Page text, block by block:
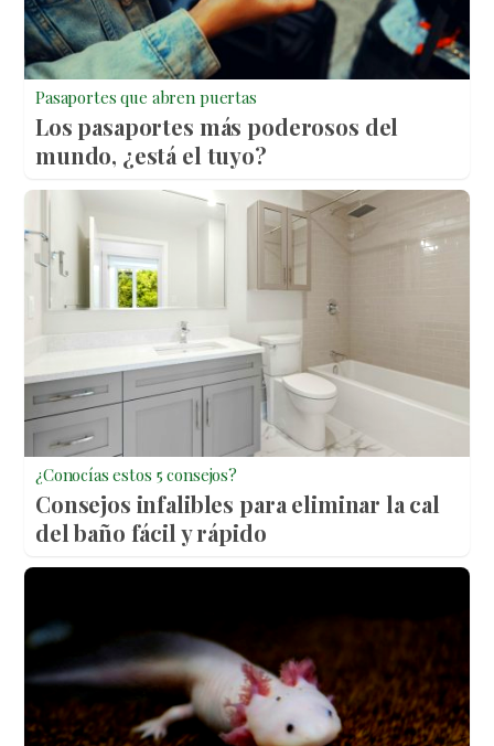
Pasaportes que abren puertas
Los pasaportes más poderosos del
mundo, ¿está el tuyo?
¿Conocías estos 5 consejos?
Consejos infalibles para eliminar la cal
del baño fácil y rápido